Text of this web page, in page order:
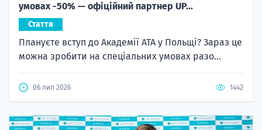
умовах -50% — офіційний партнер UP...
Стаття
Плануєте вступ до Академії ATA у Польщі? Зараз це
можна зробити на спеціальних умовах разо...
06 лип 2026 1442